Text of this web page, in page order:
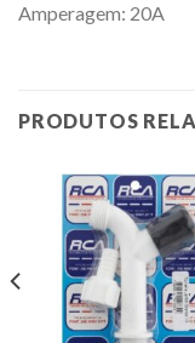
Amperagem: 20A
PRODUTOS